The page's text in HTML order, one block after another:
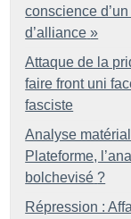
conscience
d’alliance »
Attaque de la
faire front uni
fasciste
Analyse
Plateforme,
bolchevisé ?
Répression :